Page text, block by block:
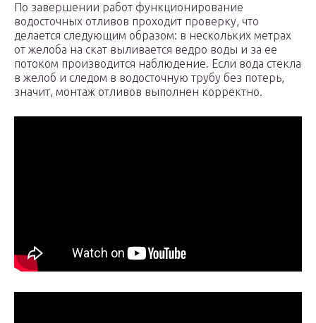
По завершении работ функционирование
водосточных отливов проходит проверку, что
делается следующим образом: в нескольких метрах
от желоба на скат выливается ведро воды и за ее
потоком производится наблюдение. Если вода стекла
в желоб и следом в водосточную трубу без потерь,
значит, монтаж отливов выполнен корректно.